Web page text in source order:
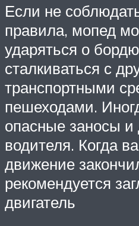
Если не
правила, мопед
ударяться о
сталкиваться с
транспортными
пешеходами.
опасные заносы
водителя. Когда
движение
рекомендуется
двигатель